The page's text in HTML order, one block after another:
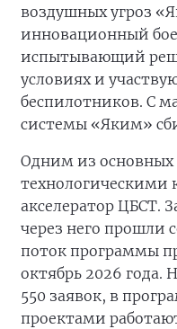
воздушных угроз
инновационный
испытывающий
условиях и
беспилотников. С
системы «Яким»
Одним из основных
технологическими
акселератор ЦБСТ.
через него прошли
поток программы
октябрь 2026 года.
550 заявок, в
проектами